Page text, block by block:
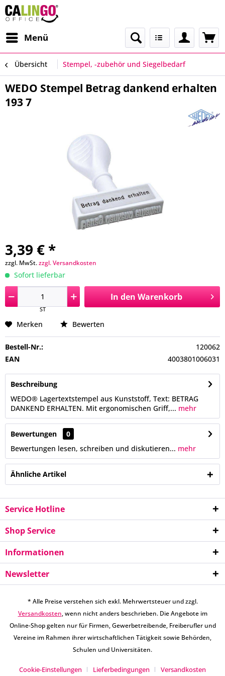
Menü
Übersicht Stempel, -zubehör und Siegelbedarf
WEDO Stempel Betrag dankend erhalten
193 7
3,39 € *
zzgl. MwSt.zzgl. Versandkosten
Sofort lieferbar
ST
In den Warenkorb
Merken Bewerten
Bestell-Nr.:
120062
EAN
4003801006031
Beschreibung
WEDO® Lagertextstempel aus Kunststoff, Text: BETRAG
DANKEND ERHALTEN. Mit ergonomischen Griff,... mehr
Bewertungen
0
Bewertungen lesen, schreiben und diskutieren... mehr
Ähnliche Artikel
Service Hotline
Shop Service
Informationen
Newsletter
* Alle Preise verstehen sich exkl. Mehrwertsteuer und zzgl.
Versandkosten, wenn nicht anders beschrieben. Die Angebote im
Online-Shop gelten nur für Firmen, Gewerbetreibende, Freiberufler und
Vereine im Rahmen ihrer wirtschaftlichen Tätigkeit sowie Behörden,
Schulen und Universitäten.
Cookie-Einstellungen Lieferbedingungen Versandkosten